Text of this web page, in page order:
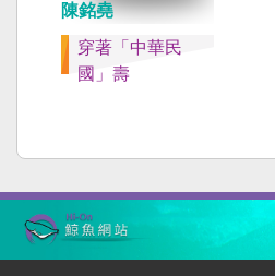
陳銘堯
穿著「中華民
國」壽